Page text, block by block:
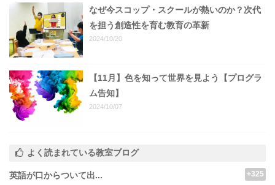
なぜ今スコップ・スクールが熱いのか？次代
を担う創造性を育む教育の革新
2024/10/20
【11月】色を知って世界を見よう【プログラ
ム告知】
2024/10/07
よく読まれている教室ブログ
英語が口からついて出... +325